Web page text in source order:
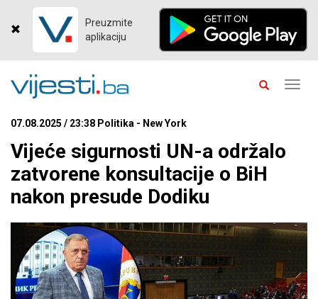
Preuzmite
aplikaciju
07.08.2025 / 23:38 Politika - New York
Vijeće sigurnosti UN-a održalo
zatvorene konsultacije o BiH
nakon presude Dodiku